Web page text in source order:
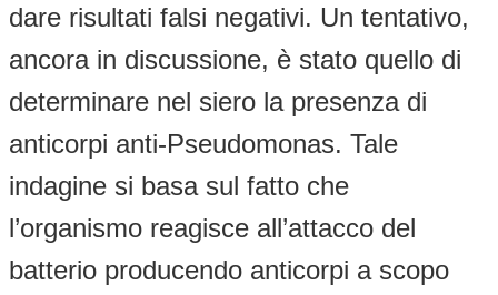
dare risultati falsi negativi. Un tentativo,
ancora in discussione, è stato quello di
determinare nel siero la presenza di
anticorpi anti-Pseudomonas. Tale
indagine si basa sul fatto che
l’organismo reagisce all’attacco del
batterio producendo anticorpi a scopo